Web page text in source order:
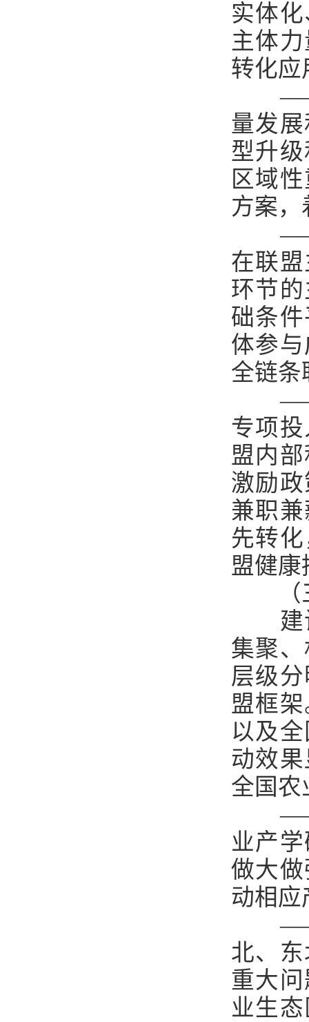
实体
主体
转化应
量发
型升
区域
方案，
在联
环节
础条
体参
全链条
专项
盟内
激励
兼职
先转
盟健
集聚
层级
盟框
以及
动效
全国农
业产
做大
动相应
北、
重大
业生